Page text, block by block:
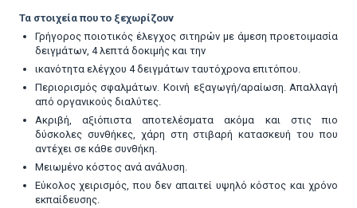
Τα στοιχεία που το ξεχωρίζουν
Γρήγορος ποιοτικός έλεγχος σιτηρών με άμεση προετοιμασία
δειγμάτων, 4 λεπτά δοκιμής και την
ικανότητα ελέγχου 4 δειγμάτων ταυτόχρονα επιτόπου.
Περιορισμός σφαλμάτων. Κοινή εξαγωγή/αραίωση. Απαλλαγή
από οργανικούς διαλύτες.
Ακριβή, αξιόπιστα αποτελέσματα ακόμα και στις πιο
δύσκολες συνθήκες, χάρη στη στιβαρή κατασκευή του που
αντέχει σε κάθε συνθήκη.
Μειωμένο κόστος ανά ανάλυση.
Εύκολος χειρισμός, που δεν απαιτεί υψηλό κόστος και χρόνο
εκπαίδευσης.